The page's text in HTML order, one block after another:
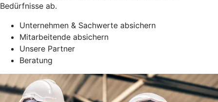
Bedürfnisse ab.
Unternehmen & Sachwerte absichern
Mitarbeitende absichern
Unsere Partner
Beratung